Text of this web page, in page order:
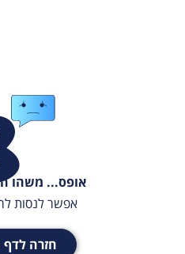
אופס... משהו
אפשר לנסות
חזרה לדף